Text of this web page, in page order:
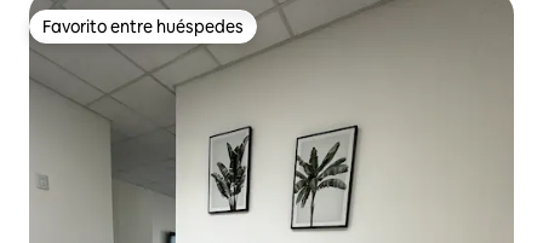
Favorito entre huéspedes
Favorito entre huéspedes